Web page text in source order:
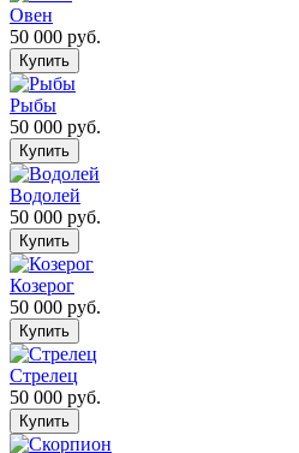
Овен
50 000 руб.
Рыбы
50 000 руб.
Водолей
50 000 руб.
Козерог
50 000 руб.
Стрелец
50 000 руб.